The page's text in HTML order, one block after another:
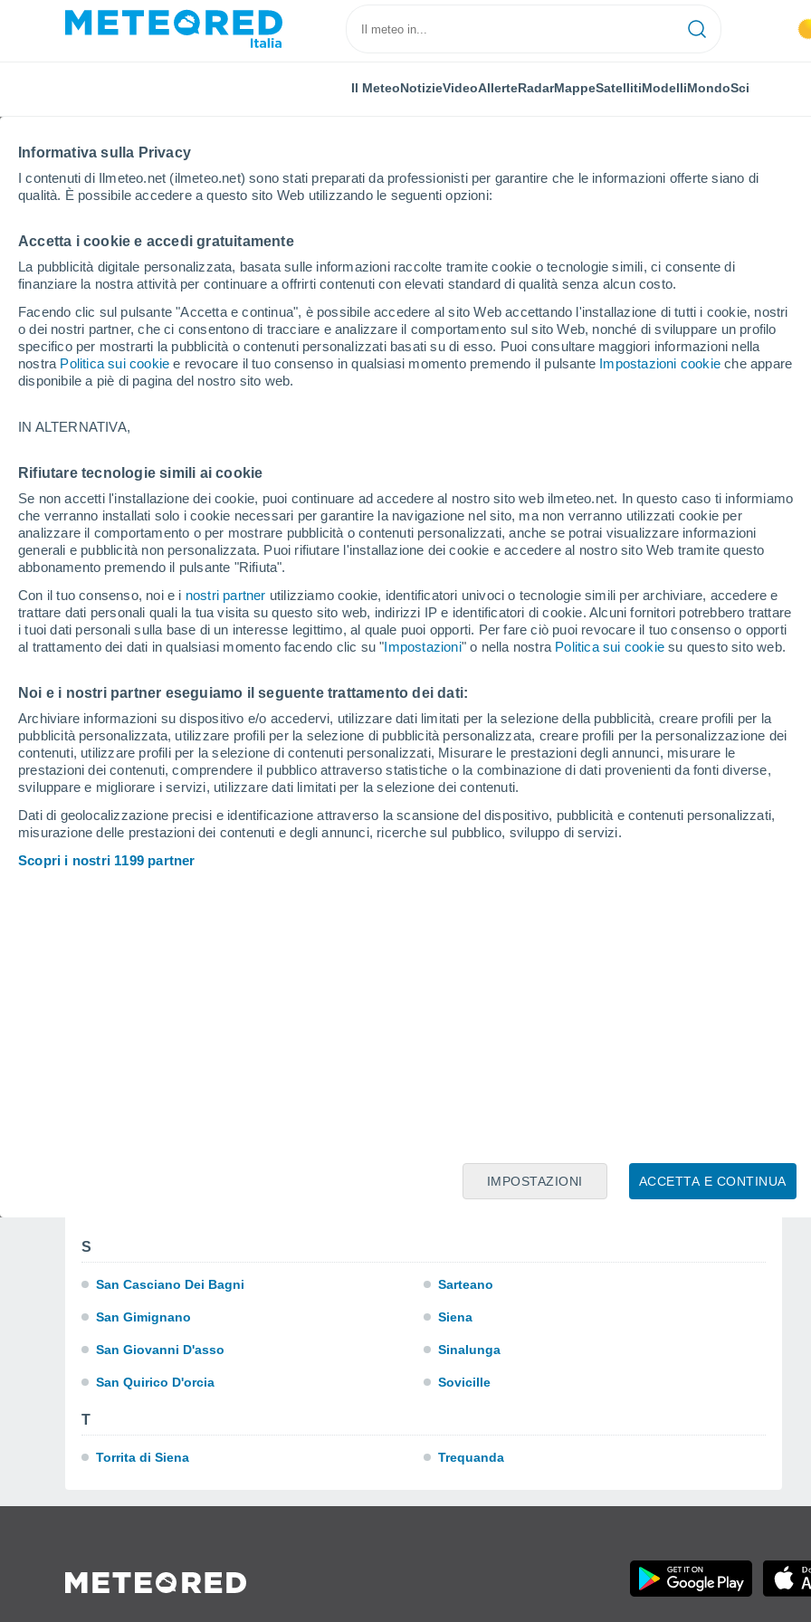
Informativa sulla Privacy
I contenuti di Ilmeteo.net (ilmeteo.net) sono stati preparati da professionisti per garantire che le informazioni offerte siano di
qualità. È possibile accedere a questo sito Web utilizzando le seguenti opzioni:
Accetta i cookie e accedi gratuitamente
La pubblicità digitale personalizzata, basata sulle informazioni raccolte tramite cookie o tecnologie simili, ci consente di
finanziare la nostra attività per continuare a offrirti contenuti con elevati standard di qualità senza alcun costo.
Facendo clic sul pulsante "Accetta e continua", è possibile accedere al sito Web accettando l'installazione di tutti i cookie, nostri
o dei nostri partner, che ci consentono di tracciare e analizzare il comportamento sul sito Web, nonché di sviluppare un profilo
specifico per mostrarti la pubblicità o contenuti personalizzati basati su di esso. Puoi consultare maggiori informazioni nella
nostra Politica sui cookie e revocare il tuo consenso in qualsiasi momento premendo il pulsante Impostazioni cookie che appare
disponibile a piè di pagina del nostro sito web.
IN ALTERNATIVA,
Rifiutare tecnologie simili ai cookie
Se non accetti l'installazione dei cookie, puoi continuare ad accedere al nostro sito web ilmeteo.net. In questo caso ti informiamo
che verranno installati solo i cookie necessari per garantire la navigazione nel sito, ma non verranno utilizzati cookie per
analizzare il comportamento o per mostrare pubblicità o contenuti personalizzati, anche se potrai visualizzare informazioni
generali e pubblicità non personalizzata. Puoi rifiutare l'installazione dei cookie e accedere al nostro sito Web tramite questo
abbonamento premendo il pulsante "Rifiuta".
Con il tuo consenso, noi e i nostri partner utilizziamo cookie, identificatori univoci o tecnologie simili per archiviare, accedere e
trattare dati personali quali la tua visita su questo sito web, indirizzi IP e identificatori di cookie. Alcuni fornitori potrebbero trattare
i tuoi dati personali sulla base di un interesse legittimo, al quale puoi opporti. Per fare ciò puoi revocare il tuo consenso o opporti
al trattamento dei dati in qualsiasi momento facendo clic su "Impostazioni" o nella nostra Politica sui cookie su questo sito web.
Noi e i nostri partner eseguiamo il seguente trattamento dei dati:
Archiviare informazioni su dispositivo e/o accedervi, utilizzare dati limitati per la selezione della pubblicità, creare profili per la
pubblicità personalizzata, utilizzare profili per la selezione di pubblicità personalizzata, creare profili per la personalizzazione dei
contenuti, utilizzare profili per la selezione di contenuti personalizzati, Misurare le prestazioni degli annunci, misurare le
prestazioni dei contenuti, comprendere il pubblico attraverso statistiche o la combinazione di dati provenienti da fonti diverse,
sviluppare e migliorare i servizi, utilizzare dati limitati per la selezione dei contenuti.
Dati di geolocalizzazione precisi e identificazione attraverso la scansione del dispositivo, pubblicità e contenuti personalizzati,
misurazione delle prestazioni dei contenuti e degli annunci, ricerche sul pubblico, sviluppo di servizi.
Scopri i nostri 1199 partner
ACCETTA E CONTINUA
IMPOSTAZIONI
Il MeteoNotizieVideoAllerteRadarMappeSatellitiModelliMondoSci
Home Provincia di Siena Località
Il tempo in tutte le località della Provincia di
Siena
Tutte le località della Provincia di Siena
Abbadia San Salvatore Asciano
B
Buonconvento
C
Casole D'elsa
Castelnuovo Berardenga
Castiglione D'orcia
Cetona
Chianciano Terme
Chiusi
Colle di Val d'Elsa
Gaiole In Chianti
M
Radicondoli
S
San Casciano Dei Bagni
San Gimignano
San Giovanni D'asso
San Quirico D'orcia
Sarteano
Siena
Sinalunga
Sovicille
T
Torrita di Siena Trequanda